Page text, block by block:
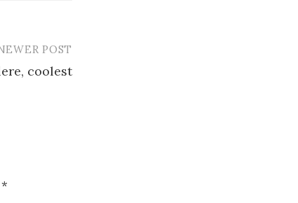
POST
coolest
*